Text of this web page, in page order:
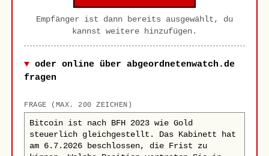
Empfänger ist dann bereits ausgewählt, du
kannst weitere hinzufügen.
oder online über abgeordnetenwatch.de
fragen
FRAGE (MAX. 200 ZEICHEN)